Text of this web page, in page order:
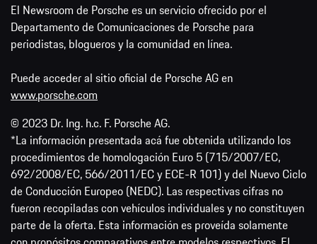
El Newsroom de Porsche es un servicio ofrecido por el
Departamento de Comunicaciones de Porsche para
periodistas, blogueros y la comunidad en línea.
Puede acceder al sitio oficial de Porsche AG en
www.porsche.com
© 2023 Dr. Ing. h.c. F. Porsche AG.
*La información presentada acá fue obtenida utilizando los
procedimientos de homologación Euro 5 (715/2007/EC,
692/2008/EC, 566/2011/EC y ECE-R 101) y del Nuevo Ciclo
de Conducción Europeo (NEDC). Las respectivas cifras no
fueron recopiladas con vehículos individuales y no constituyen
parte de la oferta. Esta información es proveída solamente